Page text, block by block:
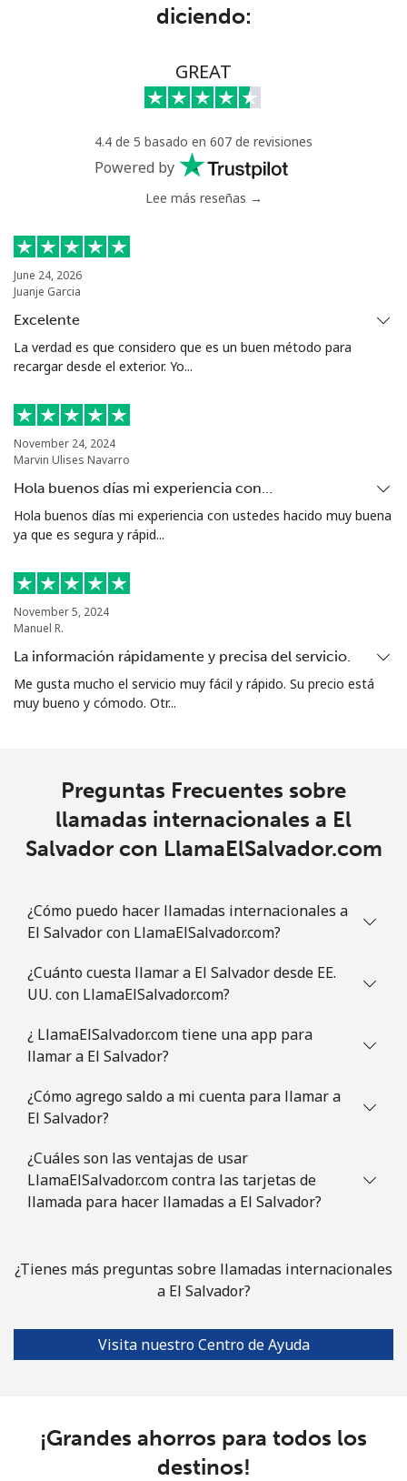
⁦$10⁩
⁦$10⁩
Línea fija
Eswatini
Línea fija
Celular ⁦20.5¢⁩
48 min por
Celular ⁦29.9¢⁩
33 min por
⁦$10⁩
diciendo:
GREAT
4.4 de 5 basado en 607 de revisiones
Powered by
Lee más reseñas →
June 24, 2026
Juanje Garcia
Excelente
La verdad es que considero que es un buen método para
recargar desde el exterior. Yo...
November 24, 2024
Marvin Ulises Navarro
Hola buenos días mi experiencia con…
Hola buenos días mi experiencia con ustedes hacido muy buena
ya que es segura y rápid...
November 5, 2024
Manuel R.
La información rápidamente y precisa del servicio.
Me gusta mucho el servicio muy fácil y rápido. Su precio está
muy bueno y cómodo. Otr...
Preguntas Frecuentes sobre
llamadas internacionales a El
Salvador con LlamaElSalvador.com
¿Cómo puedo hacer llamadas internacionales a
El Salvador con LlamaElSalvador.com?
¿Cuánto cuesta llamar a El Salvador desde EE.
UU. con LlamaElSalvador.com?
¿ LlamaElSalvador.com tiene una app para
llamar a El Salvador?
¿Cómo agrego saldo a mi cuenta para llamar a
El Salvador?
¿Cuáles son las ventajas de usar
LlamaElSalvador.com contra las tarjetas de
llamada para hacer llamadas a El Salvador?
¿Tienes más preguntas sobre llamadas internacionales
a El Salvador?
Visita nuestro Centro de Ayuda
¡Grandes ahorros para todos los
destinos!